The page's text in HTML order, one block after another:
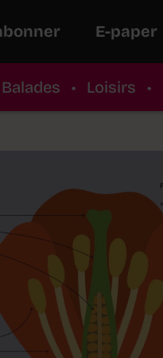
E-paper
Balades • Loisirs •